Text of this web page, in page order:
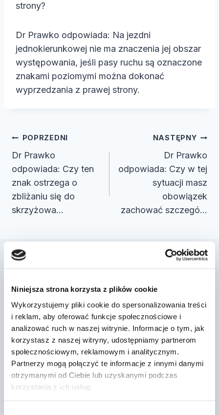
Niniejsza strona korzysta z plików cookie
Wykorzystujemy pliki cookie do spersonalizowania treści
i reklam, aby oferować funkcje społecznościowe i
analizować ruch w naszej witrynie. Informacje o tym, jak
korzystasz z naszej witryny, udostępniamy partnerom
społecznościowym, reklamowym i analitycznym.
Partnerzy mogą połączyć te informacje z innymi danymi
otrzymanymi od Ciebie lub uzyskanymi podczas
korzystania z ich usług.
strony?
Dr Prawko odpowiada: Na jezdni
jednokierunkowej nie ma znaczenia jej obszar
występowania, jeśli pasy ruchu są oznaczone
znakami poziomymi można dokonać
wyprzedzania z prawej strony.
Nawigacja
wpisu
POPRZEDNI
Dr Prawko
odpowiada: Czy ten
znak ostrzega o
zbliżaniu się do
skrzyżowa…
NASTĘPNY
Dr Prawko
odpowiada: Czy w tej
sytuacji masz
obowiązek
zachować szczegó…